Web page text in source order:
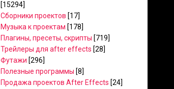
[15294]
Сборники проектов [17]
Музыка к проектам [178]
Плагины, пресеты, скрипты [719]
Трейлеры для after effects [28]
Футажи [296]
Полезные программы [8]
Продажа проектов After Effects [24]